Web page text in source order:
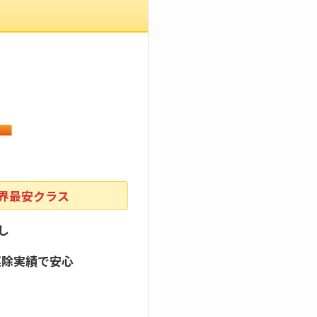
最安クラス
実績で安心